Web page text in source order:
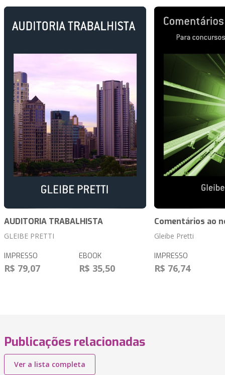
AUDITORIA TRABALHISTA
GLEIBE PRETTI
IMPRESSO
R$ 79,07
EBOOK
R$ 35,50
Comentários ao
Gleibe Pretti
IMPRESSO
R$ 76,74
Publicações relacionadas
Ver a lista completa